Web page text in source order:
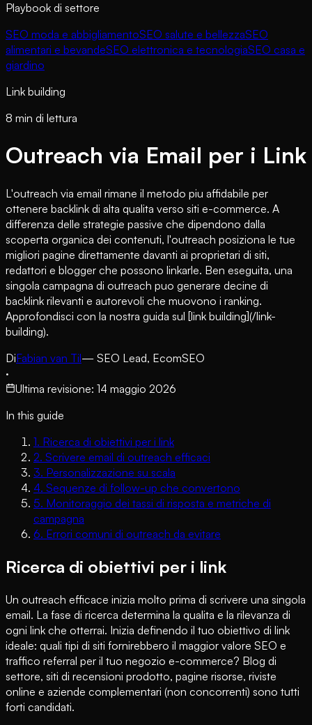
Playbook di settore
SEO moda e abbigliamentoSEO salute e bellezzaSEO
alimentari e bevandeSEO elettronica e tecnologiaSEO casa e
giardino
Link building
8 min di lettura
Outreach via Email per i Link
L'outreach via email rimane il metodo piu affidabile per
ottenere backlink di alta qualita verso siti e-commerce. A
differenza delle strategie passive che dipendono dalla
scoperta organica dei contenuti, l'outreach posiziona le tue
migliori pagine direttamente davanti ai proprietari di siti,
redattori e blogger che possono linkarle. Ben eseguita, una
singola campagna di outreach puo generare decine di
backlink rilevanti e autorevoli che muovono i ranking.
Approfondisci con la nostra guida sul [link building](/link-
building).
DiFabian van Til— SEO Lead, EcomSEO
·
Ultima revisione: 14 maggio 2026
In this guide
1. Ricerca di obiettivi per i link
2. Scrivere email di outreach efficaci
3. Personalizzazione su scala
4. Sequenze di follow-up che convertono
5. Monitoraggio dei tassi di risposta e metriche di
campagna
6. Errori comuni di outreach da evitare
Ricerca di obiettivi per i link
Un outreach efficace inizia molto prima di scrivere una singola
email. La fase di ricerca determina la qualita e la rilevanza di
ogni link che otterrai. Inizia definendo il tuo obiettivo di link
ideale: quali tipi di siti fornirebbero il maggior valore SEO e
traffico referral per il tuo negozio e-commerce? Blog di
settore, siti di recensioni prodotto, pagine risorse, riviste
online e aziende complementari (non concorrenti) sono tutti
forti candidati.